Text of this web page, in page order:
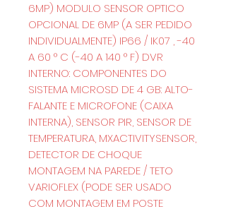
6MP) MODULO SENSOR OPTICO
OPCIONAL DE 6MP (A SER PEDIDO
INDIVIDUALMENTE) IP66 / IK07 , -40
A 60 ° C (-40 A 140 ° F) DVR
INTERNO: COMPONENTES DO
SISTEMA MICROSD DE 4 GB: ALTO-
FALANTE E MICROFONE (CAIXA
INTERNA), SENSOR PIR, SENSOR DE
TEMPERATURA, MXACTIVITYSENSOR,
DETECTOR DE CHOQUE
MONTAGEM NA PAREDE / TETO
VARIOFLEX (PODE SER USADO
COM MONTAGEM EM POSTE